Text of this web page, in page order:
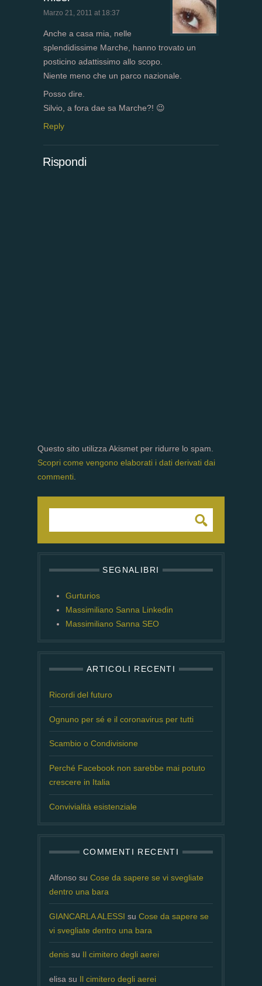
Marzo 21, 2011 at 18:37
Anche a casa mia, nelle
splendidissime Marche, hanno trovato un
posticino adattissimo allo scopo.
Niente meno che un parco nazionale.
Posso dire.
Silvio, a fora dae sa Marche?! 😉
Reply
Rispondi
Questo sito utilizza Akismet per ridurre lo spam.
Scopri come vengono elaborati i dati derivati dai
commenti
SEGNALIBRI
Gurturios
Massimiliano Sanna Linkedin
Massimiliano Sanna SEO
ARTICOLI RECENTI
Ricordi del futuro
Ognuno per sé e il coronavirus per tutti
Scambio o Condivisione
Perché Facebook non sarebbe mai potuto
crescere in Italia
Convivialità esistenziale
COMMENTI RECENTI
Alfonso su Cose da sapere se vi svegliate
dentro una bara
GIANCARLA ALESSI su Cose da sapere se
vi svegliate dentro una bara
denis su Il cimitero degli aerei
elisa su Il cimitero degli aerei